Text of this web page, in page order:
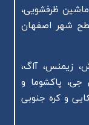
ظرفشویی،
شهر اصفهان
زیمنس، آاگ،
جی، پاکشوما و
و کره جنوبی